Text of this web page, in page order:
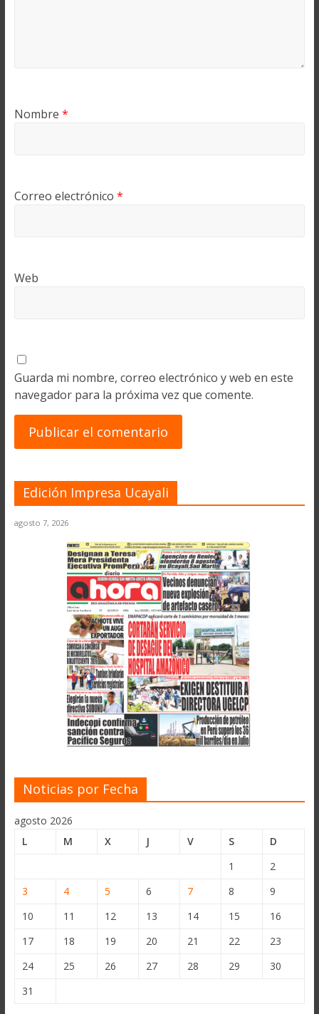
Nombre *
Correo electrónico *
Web
Guarda mi nombre, correo electrónico y web en este
navegador para la próxima vez que comente.
Edición Impresa Ucayali
agosto 7, 2026
Noticias por Fecha
agosto 2026
L
M X J V S
D
1
2
3
4 5 6 7 8
9
10
11 12 13 14 15
16
17
18 19 20 21 22
23
24
25 26 27 28 29
30
31